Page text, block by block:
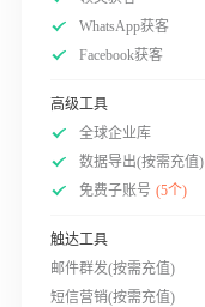
WhatsApp获客
Facebook获客
高级工具
全球企业库
数据导出(按需充值)
免费子账号 (5个)
触达工具
邮件群发(按需充值)
短信营销(按需充值)